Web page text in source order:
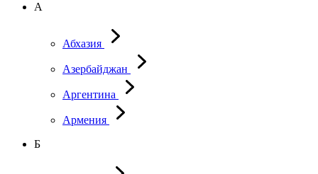
А
Абхазия
Азербайджан
Аргентина
Армения
Б